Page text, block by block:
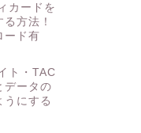
カードを
方法！
ード有
ト・TAC
データの
うにする